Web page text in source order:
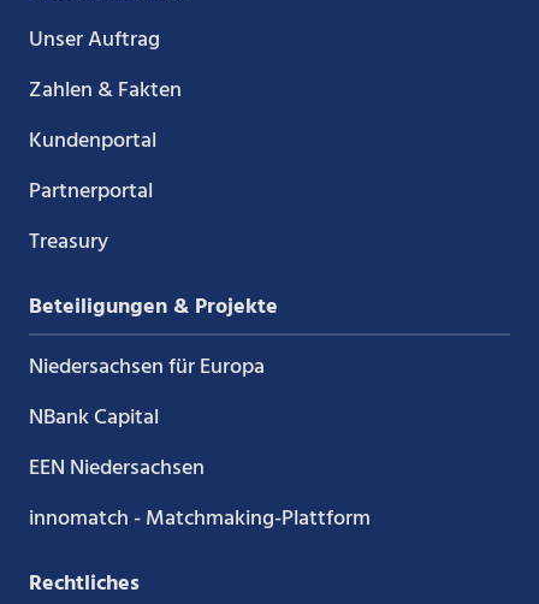
Unser Auftrag
Zahlen & Fakten
Kundenportal
Partnerportal
Treasury
Beteiligungen & Projekte
Niedersachsen für Europa
NBank Capital
EEN Niedersachsen
innomatch - Matchmaking-Plattform
Rechtliches